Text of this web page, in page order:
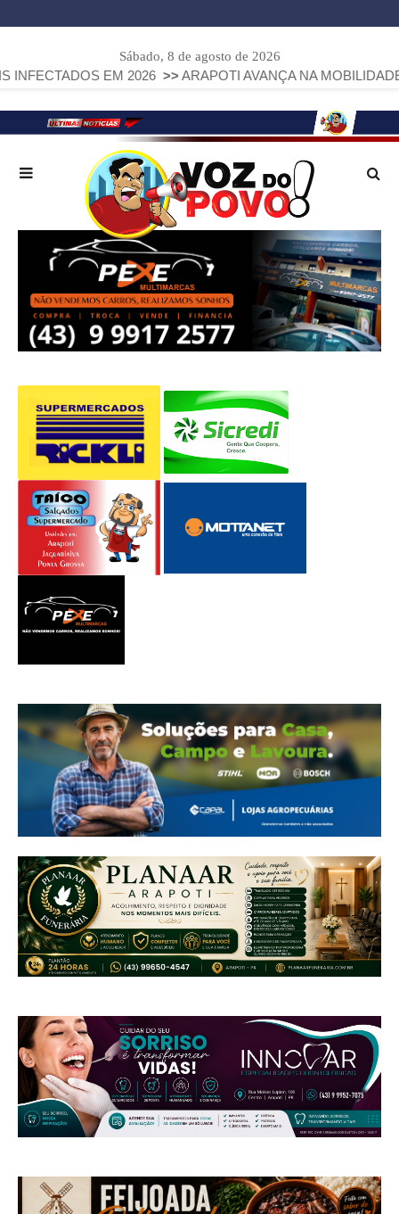
Sábado, 8 de agosto de 2026
EM 2026 >>ARAPOTI AVANÇA NA MOBILIDADE URBANA